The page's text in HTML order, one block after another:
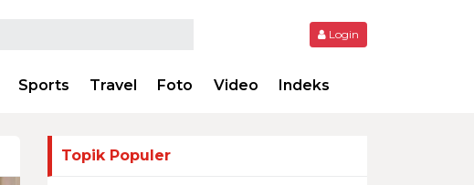
Login
Sports Travel Foto Video Indeks
Topik Populer